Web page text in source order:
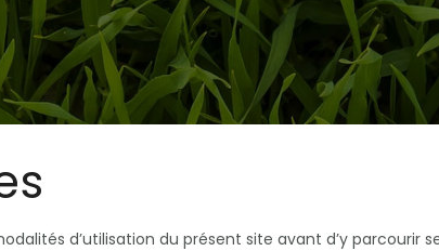
d’utilisation du présent site avant d’y parcourir